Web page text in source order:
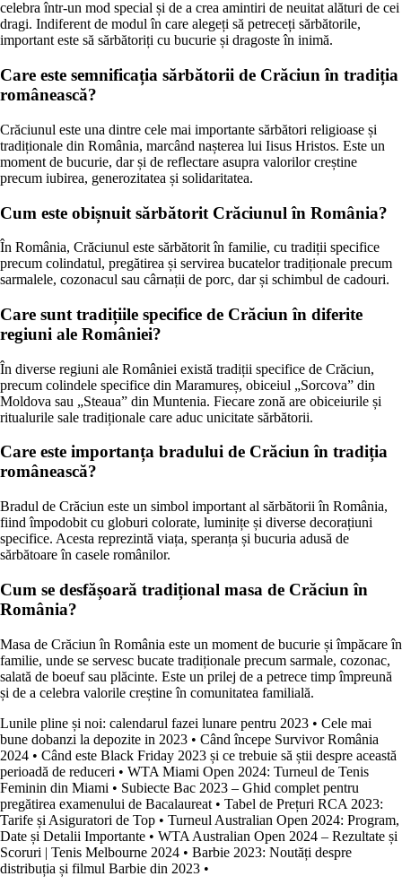
celebra într-un mod special și de a crea amintiri de neuitat alături de cei
dragi. Indiferent de modul în care alegeți să petreceți sărbătorile,
important este să sărbătoriți cu bucurie și dragoste în inimă.
Care este semnificația sărbătorii de Crăciun în tradiția
românească?
Crăciunul este una dintre cele mai importante sărbători religioase și
tradiționale din România, marcând nașterea lui Iisus Hristos. Este un
moment de bucurie, dar și de reflectare asupra valorilor creștine
precum iubirea, generozitatea și solidaritatea.
Cum este obișnuit sărbătorit Crăciunul în România?
În România, Crăciunul este sărbătorit în familie, cu tradiții specifice
precum colindatul, pregătirea și servirea bucatelor tradiționale precum
sarmalele, cozonacul sau cârnații de porc, dar și schimbul de cadouri.
Care sunt tradițiile specifice de Crăciun în diferite
regiuni ale României?
În diverse regiuni ale României există tradiții specifice de Crăciun,
precum colindele specifice din Maramureș, obiceiul „Sorcova” din
Moldova sau „Steaua” din Muntenia. Fiecare zonă are obiceiurile și
ritualurile sale tradiționale care aduc unicitate sărbătorii.
Care este importanța bradului de Crăciun în tradiția
românească?
Bradul de Crăciun este un simbol important al sărbătorii în România,
fiind împodobit cu globuri colorate, luminițe și diverse decorațiuni
specifice. Acesta reprezintă viața, speranța și bucuria adusă de
sărbătoare în casele românilor.
Cum se desfășoară tradițional masa de Crăciun în
România?
Masa de Crăciun în România este un moment de bucurie și împăcare în
familie, unde se servesc bucate tradiționale precum sarmale, cozonac,
salată de boeuf sau plăcinte. Este un prilej de a petrece timp împreună
și de a celebra valorile creștine în comunitatea familială.
Lunile pline și noi: calendarul fazei lunare pentru 2023 • Cele mai
bune dobanzi la depozite in 2023 • Când începe Survivor România
2024 • Când este Black Friday 2023 și ce trebuie să știi despre această
perioadă de reduceri • WTA Miami Open 2024: Turneul de Tenis
Feminin din Miami • Subiecte Bac 2023 – Ghid complet pentru
pregătirea examenului de Bacalaureat • Tabel de Prețuri RCA 2023:
Tarife și Asiguratori de Top • Turneul Australian Open 2024: Program,
Date și Detalii Importante • WTA Australian Open 2024 – Rezultate și
Scoruri | Tenis Melbourne 2024 • Barbie 2023: Noutăți despre
distribuția și filmul Barbie din 2023 •